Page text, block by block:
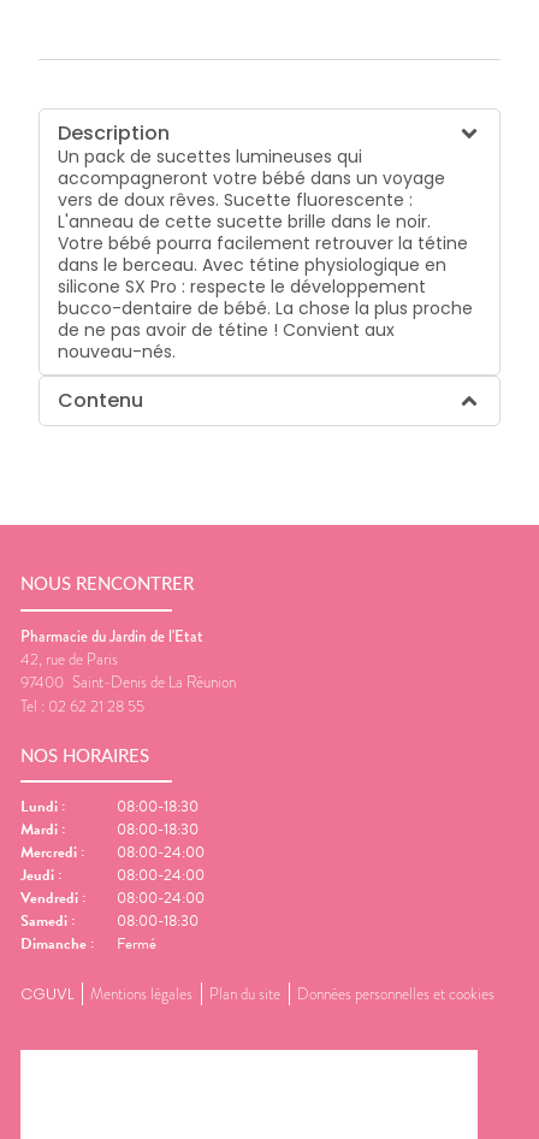
Description
Un pack de sucettes lumineuses qui
accompagneront votre bébé dans un voyage
vers de doux rêves. Sucette fluorescente :
L'anneau de cette sucette brille dans le noir.
Votre bébé pourra facilement retrouver la tétine
dans le berceau. Avec tétine physiologique en
silicone SX Pro : respecte le développement
bucco-dentaire de bébé. La chose la plus proche
de ne pas avoir de tétine ! Convient aux
nouveau-nés.
Contenu
NOUS RENCONTRER
Pharmacie du Jardin de l'Etat
42, rue de Paris
97400 Saint-Denis de La Réunion
Tel : 02 62 21 28 55
NOS HORAIRES
Lundi :
08:00-18:30
Mardi :
08:00-18:30
Mercredi :
08:00-24:00
Jeudi :
08:00-24:00
Vendredi :
08:00-24:00
Samedi :
08:00-18:30
Dimanche : Fermé
CGUVL Mentions légales Plan du site Données personnelles et cookies